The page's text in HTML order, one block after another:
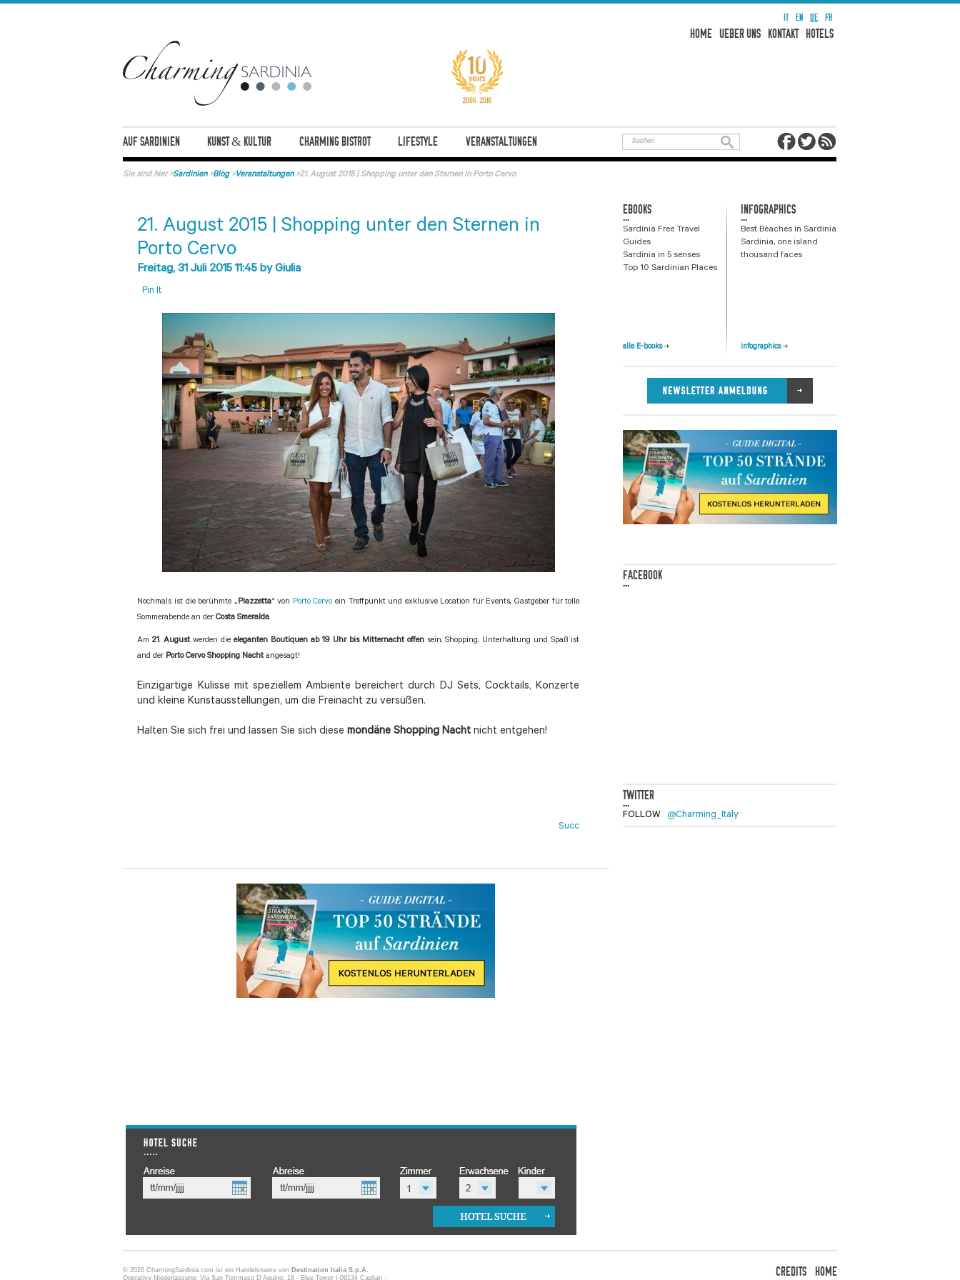
IT EN DE FR
HOME UEBER UNS KONTAKT HOTELS
AUF SARDINIEN KUNST & KULTUR CHARMING BISTROT LIFESTYLE VERANSTALTUNGEN
Sie sind hier>Sardinien>Blog>Veranstaltungen>21. August 2015 | Shopping unter den Sternen in Porto Cervo
21. August 2015 | Shopping unter den Sternen in
Porto Cervo
Freitag, 31 Juli 2015 11:45byGiulia
Pin It
Nochmals ist die berühmte „Piazzetta“ von Porto Cervo ein Treffpunkt und exklusive Location für Events, Gastgeber für tolle
Sommerabende an derCosta Smeralda.
Am21. August werden dieeleganten Boutiquen ab 19 Uhr bis Mitternacht offensein; Shopping, Unterhaltung und Spaß ist
and der Porto Cervo Shopping Nacht angesagt!
Einzigartige Kulisse mit speziellem Ambiente bereichert durch DJ Sets, Cocktails, Konzerte
und kleine Kunstausstellungen, um die Freinacht zu versüßen.
Halten Sie sich frei und lassen Sie sich diesemondäne Shopping Nacht nicht entgehen!
Succ
EBOOKS
...
Sardinia Free Travel
Guides
Sardinia in 5 senses
Top 10 Sardinian Places
alle E-books
INFOGRAPHICS
...
Best Beaches in Sardinia
Sardinia, one island
thousand faces
infographics
FACEBOOK
...
TWITTER
...
FOLLOW @Charming_Italy
© 2026 CharmingSardinia.com ist ein Handelsname vonDestination Italia S.p.A.
Operative Niederlassung: Via San Tommaso D'Aquino, 18 - Blue Tower I-09134 Cagliari -
CREDITS HOME